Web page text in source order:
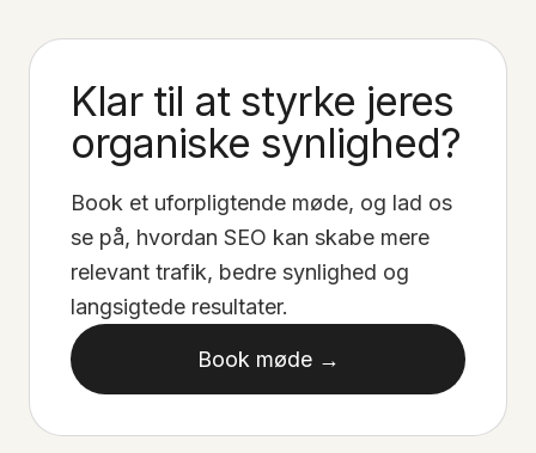
Klar til at styrke jeres
organiske synlighed?
Book et uforpligtende møde, og lad os
se på, hvordan SEO kan skabe mere
relevant trafik, bedre synlighed og
langsigtede resultater.
Book møde →